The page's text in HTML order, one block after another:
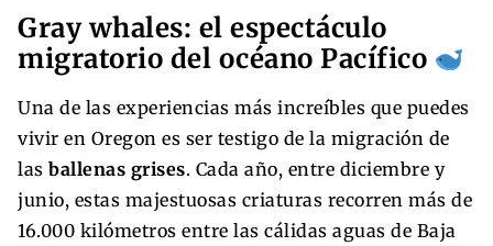
Gray whales: el espectáculo
migratorio del océano Pacífico
Una de las experiencias más increíbles que puedes
vivir en Oregon es ser testigo de la migración de
las ballenas grises. Cada año, entre diciembre y
junio, estas majestuosas criaturas recorren más de
16.000 kilómetros entre las cálidas aguas de Baja